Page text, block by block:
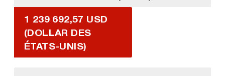
1 239 692,57 USD
(DOLLAR DES
ÉTATS-UNIS)